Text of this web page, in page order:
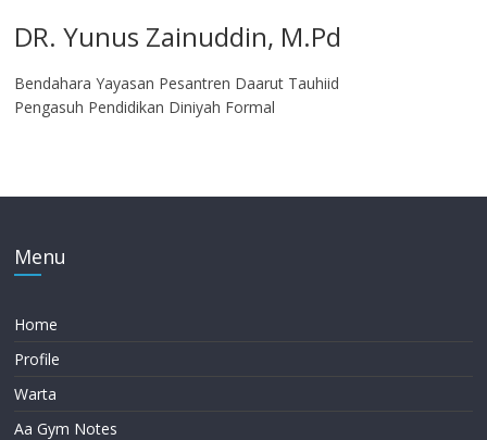
DR. Yunus Zainuddin, M.Pd
Bendahara Yayasan Pesantren Daarut Tauhiid
Pengasuh Pendidikan Diniyah Formal
Menu
Home
Profile
Warta
Aa Gym Notes